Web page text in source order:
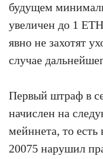
будущем
увеличен до 1
явно не захотят
случае
Первый штраф в
начислен на
мейннета, то есть
20075 нарушил